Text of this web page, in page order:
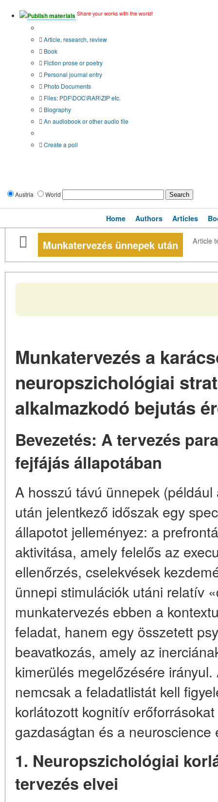
Publish materials Share your works with the world!
Article, research, review
Book
Fiction prose or poetry
Personal journal entry
Photo Documents
Files: PDF\DOC\RAR\ZIP etc.
Biography
An audiobook or other audio file
Create a poll
Austria World
Home Authors Articles
Munkatervezés ünnepek után Article
Munkatervezés a
neuropszichológiai
alkalmazkodó bejutás
Bevezetés: A tervezés
fejfájás állapotában
A hosszú távú ünnepek
után jelentkező időszak egy
állapotot jelleményez: a
aktivitása, amely felelős az
ellenőrzés, cselekvések
ünnepi stimulációk utáni relatív
munkatervezés ebben a
feladat, hanem egy összetett
beavatkozás, amely az
kimerülés megelőzésére
nemcsak a feladatlistát kell
korlátozott kognitív
gazdaságtan és a neuroscience
1. Neuropszichológiai
tervezés elvei